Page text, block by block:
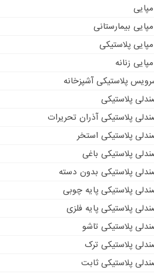
بیمارستانی
پلاستیکی
زنانه
پلاستیکی آشپزخانه
پلاستیکی
پلاستیکی آذران تحریرات
پلاستیکی استخر
پلاستیکی باغی
پلاستیکی بدون دسته
پلاستیکی پایه چوبی
پلاستیکی پایه فلزی
پلاستیکی تاشو
پلاستیکی ترک
پلاستیکی ثابت